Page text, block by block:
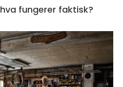
Hudoppstramming hva fungerer faktisk?